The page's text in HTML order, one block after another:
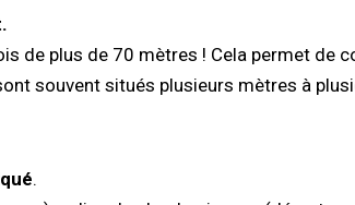
de plus de 70 mètres ! Cela permet de
souvent situés plusieurs mètres à
.